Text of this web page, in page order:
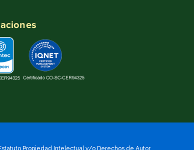
Propiedad Intelectual y/o Derechos de Autor